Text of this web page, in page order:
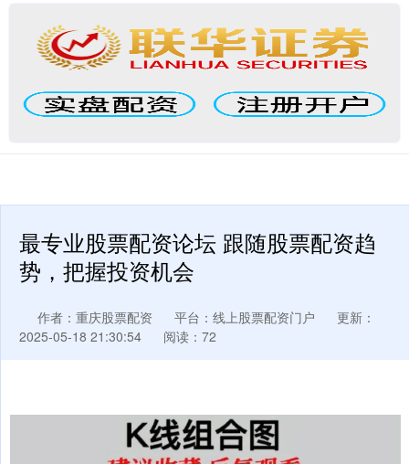
最专业股票配资论坛 跟随股票配资趋
势，把握投资机会
作者：重庆股票配资 平台：线上股票配资门户
更新：
2025-05-18 21:30:54
阅读：72